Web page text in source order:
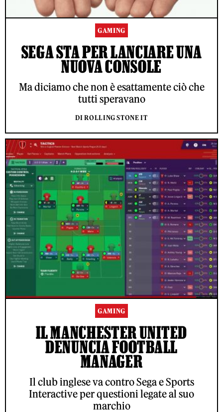
GAMING
SEGA STA PER LANCIARE UNA
NUOVA CONSOLE
Ma diciamo che non è esattamente ciò che
tutti speravano
DI ROLLING STONE IT
GAMING
IL MANCHESTER UNITED
DENUNCIA FOOTBALL
MANAGER
Il club inglese va contro Sega e Sports
Interactive per questioni legate al suo
marchio